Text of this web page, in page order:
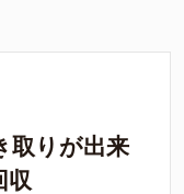
取りが出来
収